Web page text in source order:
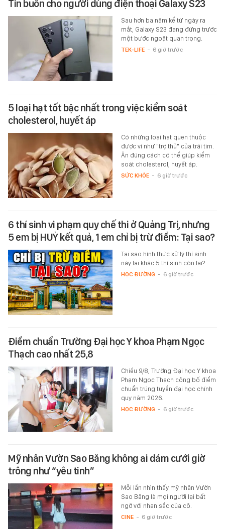
Tin buồn cho người dùng điện thoại Galaxy S23
Sau hơn ba năm kể từ ngày ra
mắt, Galaxy S23 đang đứng trước
một bước ngoặt quan trọng.
TEK-LIFE - 6 giờ trước
5 loại hạt tốt bậc nhất trong việc kiểm soát
cholesterol, huyết áp
Có những loại hạt quen thuộc
được ví như "trợ thủ" của trái tim.
Ăn đúng cách có thể giúp kiểm
soát cholesterol, huyết áp.
SỨC KHỎE - 6 giờ trước
6 thí sinh vi phạm quy chế thi ở Quảng Trị, nhưng
5 em bị HUỶ kết quả, 1 em chỉ bị trừ điểm: Tại sao?
Tại sao hình thức xử lý thí sinh
này lại khác 5 thí sinh còn lại?
HỌC ĐƯỜNG - 6 giờ trước
Điểm chuẩn Trường Đại học Y khoa Phạm Ngọc
Thạch cao nhất 25,8
Chiều 9/8, Trường Đại học Y khoa
Phạm Ngọc Thạch công bố điểm
chuẩn trúng tuyển đại học chính
quy năm 2026.
HỌC ĐƯỜNG - 6 giờ trước
Mỹ nhân Vườn Sao Băng không ai dám cưới giờ
trông như “yêu tinh”
Mỗi lần nhìn thấy mỹ nhân Vườn
Sao Băng là mọi người lại bất
ngờ với nhan sắc của cô.
CINE - 6 giờ trước